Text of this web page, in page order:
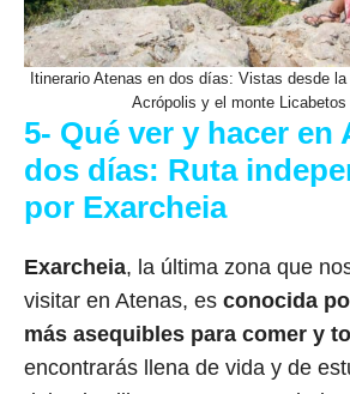
Itinerario Atenas en dos días: Vistas desde
Acrópolis y el monte Licabetos
5- Qué ver y hacer en
dos días: Ruta
por Exarcheia
Exarcheia, la última zona que
visitar en Atenas, es conocida
más asequibles para comer y
encontrarás llena de vida y de